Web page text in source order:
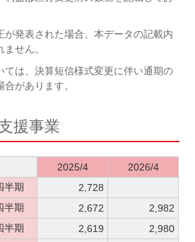
が発表された場合、本データの記載内
せん。
ては、決算短信様式変更に伴い通期の
があります。
援事業
2025/4 2026/4
半期
2,728
半期
2,672
2,982
半期
2,619
2,980